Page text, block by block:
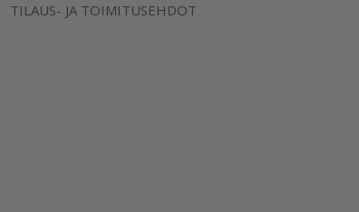
TILAUS- JA TOIMITUSEHDOT